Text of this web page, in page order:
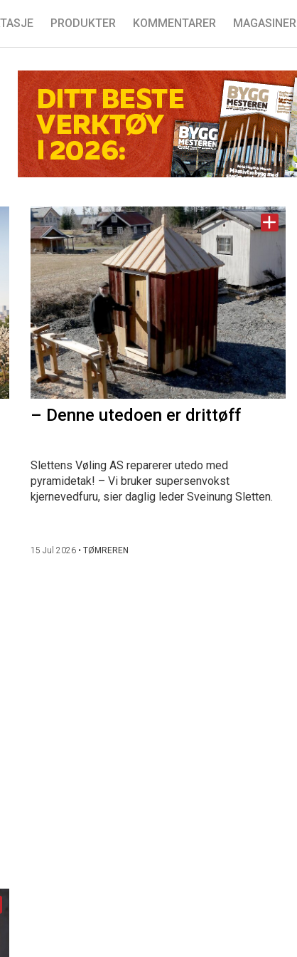
PRODUKTER KOMMENTARER MAGASINER
– Denne utedoen er drittøff
Slettens Vøling AS reparerer utedo med
pyramidetak! – Vi bruker supersenvokst
kjernevedfuru, sier daglig leder Sveinung Sletten.
15 Jul 2026• TØMREREN